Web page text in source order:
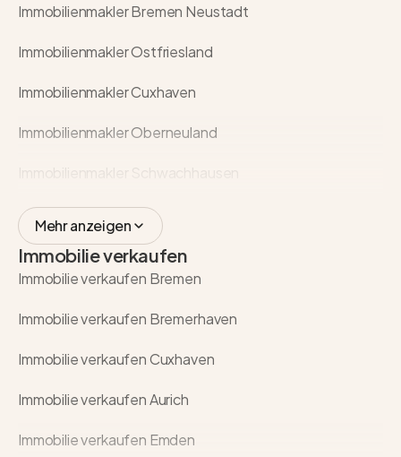
Immobilienmakler Bremen Neustadt
Immobilienmakler Ostfriesland
Immobilienmakler Cuxhaven
Immobilienmakler Oberneuland
Mehr anzeigen
Immobilie verkaufen
Immobilie verkaufen Bremen
Immobilie verkaufen Bremerhaven
Immobilie verkaufen Cuxhaven
Immobilie verkaufen Aurich
Immobilie verkaufen Emden